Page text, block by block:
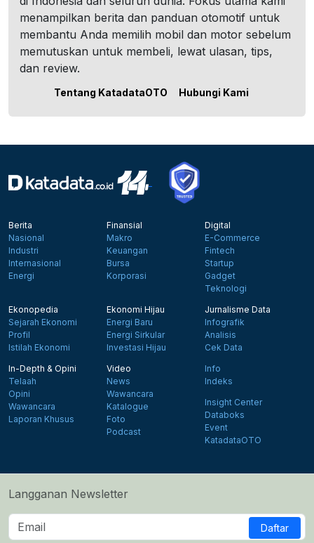
menampilkan berita dan panduan otomotif untuk
membantu Anda memilih mobil dan motor sebelum
memutuskan untuk membeli, lewat ulasan, tips,
dan review.
Tentang KatadataOTO Hubungi Kami
Berita
Nasional
Industri
Internasional
Energi
Finansial
Makro
Keuangan
Bursa
Korporasi
Digital
E-Commerce
Fintech
Startup
Gadget
Teknologi
Ekonopedia
Sejarah Ekonomi
Profil
Istilah Ekonomi
Ekonomi Hijau
Energi Baru
Energi Sirkular
Investasi Hijau
Jurnalisme Data
Infografik
Analisis
Cek Data
In-Depth & Opini
Telaah
Opini
Wawancara
Laporan Khusus
Video
News
Wawancara
Katalogue
Foto
Podcast
Info
Indeks
Insight Center
Databoks
Event
KatadataOTO
Langganan Newsletter
Daftar